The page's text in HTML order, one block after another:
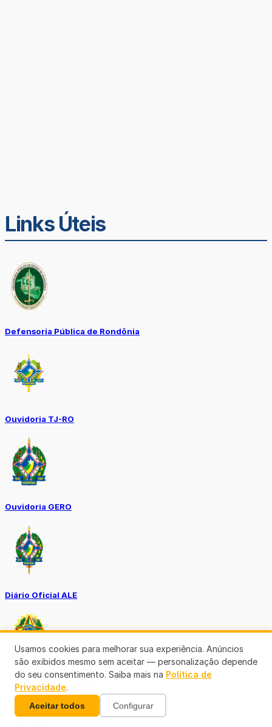
Links Úteis
Defensoria Pública de Rondônia
Ouvidoria TJ-RO
Ouvidoria GERO
Diário Oficial ALE
Diário Oficial da União
Usamos cookies para melhorar sua experiência. Anúncios
são exibidos mesmo sem aceitar — personalização depende
do seu consentimento. Saiba mais na Política de
Privacidade.
Aceitar todos Configurar